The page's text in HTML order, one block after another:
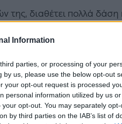
Information
parties, or processing of your
us, please use the below opt-out
your opt-out request is processed
personal information utilized by us
opt-out. You may separately
by third parties on the IAB’s list of
διαθέτει πολλά
φυσιολάτρες. Για να
δάση.
των φύλλων και τα
επαφή με τη φύση.
ελληνικά δάση .